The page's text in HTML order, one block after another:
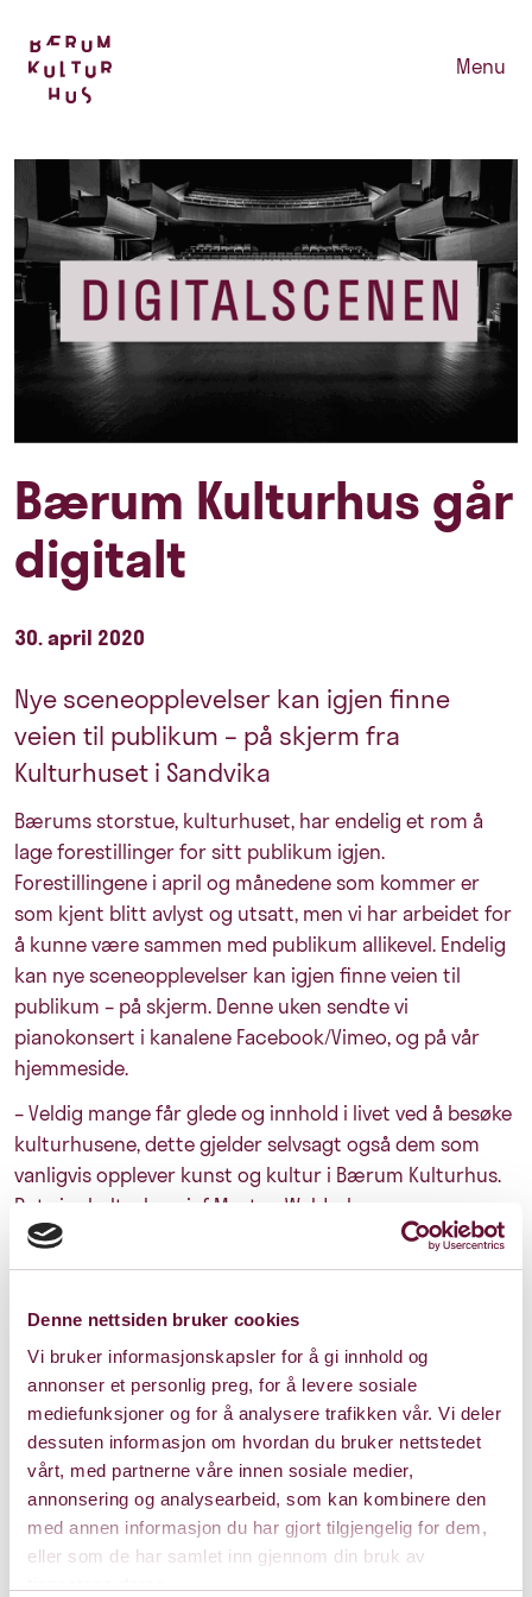
Denne nettsiden bruker cookies
Vi bruker informasjonskapsler for å gi innhold og
annonser et personlig preg, for å levere sosiale
mediefunksjoner og for å analysere trafikken vår. Vi deler
dessuten informasjon om hvordan du bruker nettstedet
vårt, med partnerne våre innen sosiale medier,
annonsering og analysearbeid, som kan kombinere den
med annen informasjon du har gjort tilgjengelig for dem,
eller som de har samlet inn gjennom din bruk av
Menu
Bærum Kulturhus går
digitalt
30. april 2020
Nye sceneopplevelser kan igjen finne
veien til publikum – på skjerm fra
Kulturhuset i Sandvika
Bærums storstue, kulturhuset, har endelig et rom å
lage forestillinger for sitt publikum igjen.
Forestillingene i april og månedene som kommer er
som kjent blitt avlyst og utsatt, men vi har arbeidet for
å kunne være sammen med publikum allikevel. Endelig
kan nye sceneopplevelser kan igjen finne veien til
publikum – på skjerm. Denne uken sendte vi
pianokonsert i kanalene Facebook/Vimeo, og på vår
hjemmeside.
– Veldig mange får glede og innhold i livet ved å besøke
kulturhusene, dette gjelder selvsagt også dem som
vanligvis opplever kunst og kultur i Bærum Kulturhus.
Det sier kulturhussjef Morten Walderhaug.
– Derfor bestemte vi oss for å invitere dere inn til
Bærum Kulturhus – Digitalscenen. Et vindu for alle dere
Nå har Digitalscenen akkurat gått på lufta med en
spesialprodusert konsert – med en pianist som også er
komponist, den uhyre talentfulle og ettertraktede
Christian Grøvlen. Han skulle ha spilt i Store Sal foran
publikum i april, en periode kulturhuset måtte holde
stengt som ledd i koronasmittetiltak.
– Jeg skal ikke undergrave konsekvensene denne tiden
har for kunstnere og mange andre i andre yrker,
beskriver Grøvlen fra scenen i Store Sal, og sikter til